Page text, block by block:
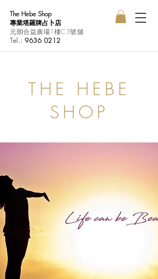
The Hebe Shop
專業塔羅牌占卜店
元朗合益廣場1樓C3號舖
Tel.:9636 0212
THE HEBE
SHOP